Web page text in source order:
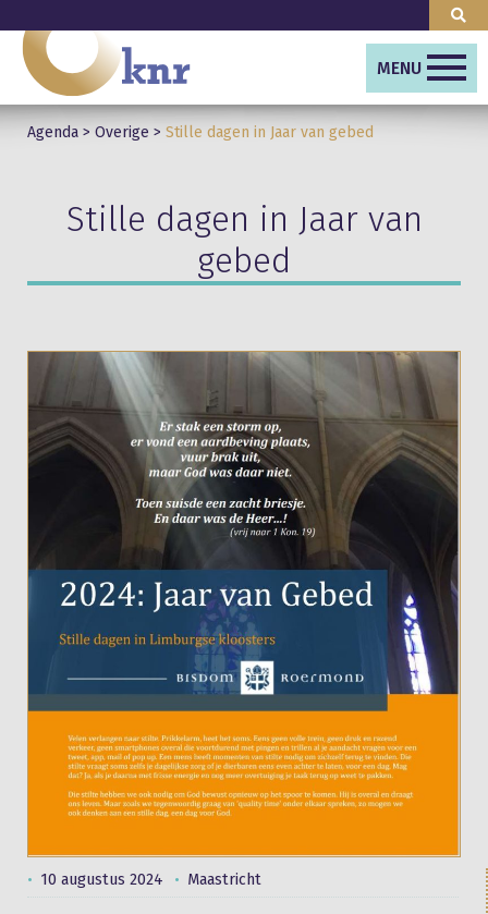
MENU
Agenda > Overige > Stille dagen in Jaar van gebed
Stille dagen in Jaar van
gebed
10 augustus 2024 Maastricht